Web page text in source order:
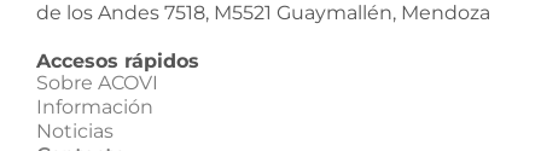
de los Andes 7518, M5521 Guaymallén, Mendoza
Accesos rápidos
Sobre ACOVI
Información
Noticias